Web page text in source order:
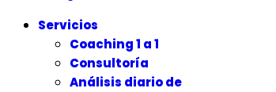
Servicios
Coaching 1 a 1
Consultoría
Análisis diario de